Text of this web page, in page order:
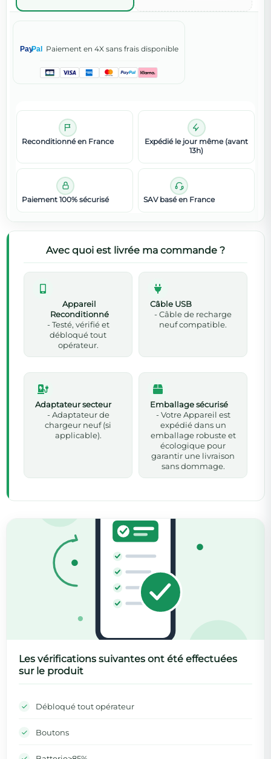
PayPal Paiement en 4X sans frais disponible
Reconditionné en France
Expédié le jour même (avant
13h)
Paiement 100% sécurisé SAV basé en France
Avec quoi est livrée ma commande ?
Appareil
Reconditionné
- Testé, vérifié et
débloqué tout
opérateur.
Câble USB
- Câble de recharge
neuf compatible.
Adaptateur secteur
- Adaptateur de
chargeur neuf (si
applicable).
Emballage sécurisé
- Votre Appareil est
expédié dans un
emballage robuste et
écologique pour
garantir une livraison
sans dommage.
Les vérifications suivantes ont été effectuées
sur le produit
Débloqué tout opérateur
Boutons